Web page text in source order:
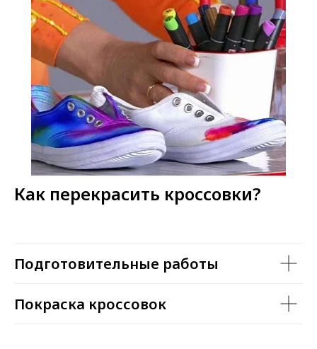
Как перекрасить кроссовки?
Подготовительные работы
Покраска кроссовок